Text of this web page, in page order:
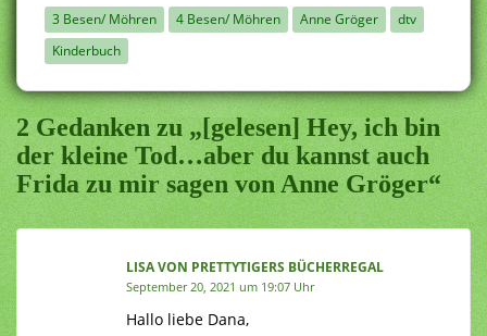
3 Besen/ Möhren 4 Besen/ Möhren Anne Gröger
dtv
Kinderbuch
2 Gedanken zu „[gelesen] Hey, ich bin
der kleine Tod…aber du kannst auch
Frida zu mir sagen von Anne Gröger“
LISA VON PRETTYTIGERS BÜCHERREGAL
September 20, 2021 um 19:07 Uhr
Hallo liebe Dana,